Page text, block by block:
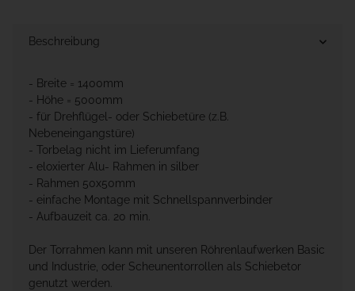
Beschreibung
- Breite = 1400mm
- Höhe = 5000mm
- für Drehflügel- oder Schiebetüre (z.B.
Nebeneingangstüre)
- Torbelag nicht im Lieferumfang
- eloxierter Alu- Rahmen in silber
- Rahmen 50x50mm
- einfache Montage mit Schnellspannverbinder
- Aufbauzeit ca. 20 min.
Der Torrahmen kann mit unseren Röhrenlaufwerken Basic
und Industrie, oder Scheunentorrollen als Schiebetor
genutzt werden.